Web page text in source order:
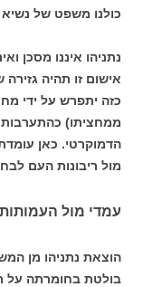
כולנו משפט של
נתניהו איננו מסכן
אישום זו תהיה
כזה יתפרש על ידי
ממחציתו)
הדמוקרטי. כאן
מול ריבונות העם
עמדי מול העמותות
הוצאת נתניהו מן
בולטת בחומרתה על